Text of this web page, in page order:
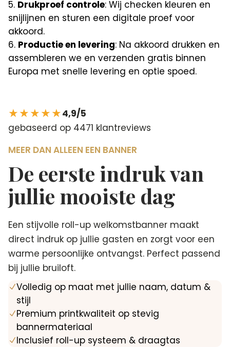
Drukproef controle: Wij checken kleuren en
snijlijnen en sturen een digitale proef voor
akkoord.
Productie en levering: Na akkoord drukken en
assembleren we en verzenden gratis binnen
Europa met snelle levering en optie spoed.
★★★★★4,9/5
gebaseerd op 4471 klantreviews
MEER DAN ALLEEN EEN BANNER
De eerste indruk van
jullie mooiste dag
Een stijvolle roll-up welkomstbanner maakt
direct indruk op jullie gasten en zorgt voor een
warme persoonlijke ontvangst. Perfect passend
bij jullie bruiloft.
NVolledig op maat met jullie naam, datum &
stijl
NPremium printkwaliteit op stevig
bannermateriaal
NInclusief roll-up systeem & draagtas